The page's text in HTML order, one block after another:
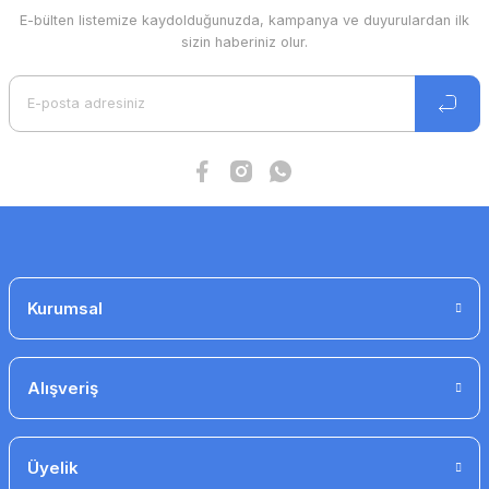
3.227 TL
2.839 TL
alufleks Ø102- 10 mt. izolesiz fleks kanal
E-bülten listemize kaydolduğunuzda, kampanya ve duyurulardan ilk
sizin haberiniz olur.
Kurumsal
Alışveriş
Üyelik